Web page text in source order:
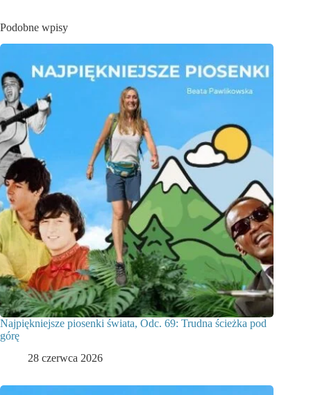
Podobne wpisy
Najpiękniejsze piosenki świata, Odc. 69: Trudna ścieżka pod
górę
28 czerwca 2026